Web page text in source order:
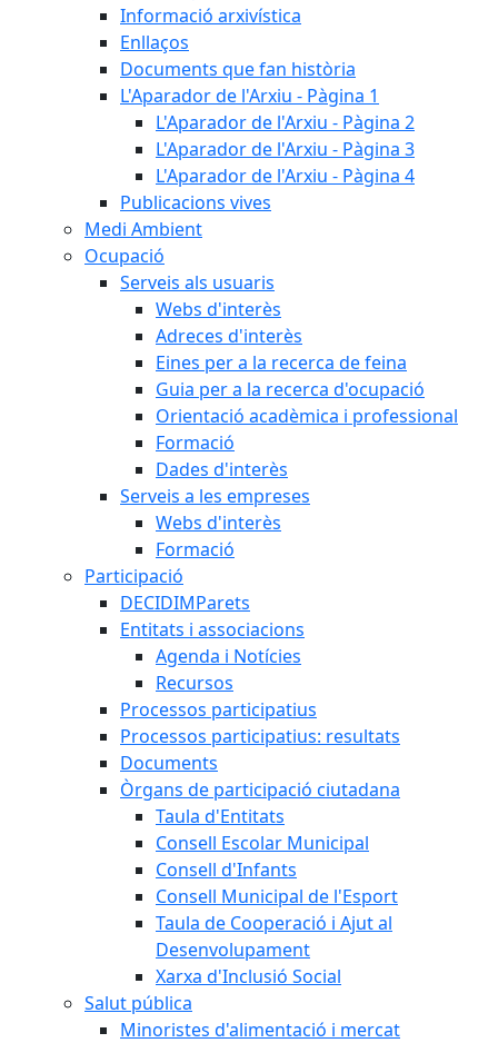
Informació arxivística
Enllaços
Documents que fan història
L'Aparador de l'Arxiu - Pàgina 1
L'Aparador de l'Arxiu - Pàgina 2
L'Aparador de l'Arxiu - Pàgina 3
L'Aparador de l'Arxiu - Pàgina 4
Publicacions vives
Medi Ambient
Ocupació
Serveis als usuaris
Webs d'interès
Adreces d'interès
Eines per a la recerca de feina
Guia per a la recerca d'ocupació
Orientació acadèmica i professional
Formació
Dades d'interès
Serveis a les empreses
Webs d'interès
Formació
Participació
DECIDIMParets
Entitats i associacions
Agenda i Notícies
Recursos
Processos participatius
Processos participatius: resultats
Documents
Òrgans de participació ciutadana
Taula d'Entitats
Consell Escolar Municipal
Consell d'Infants
Consell Municipal de l'Esport
Taula de Cooperació i Ajut al
Desenvolupament
Xarxa d'Inclusió Social
Salut pública
Minoristes d'alimentació i mercat